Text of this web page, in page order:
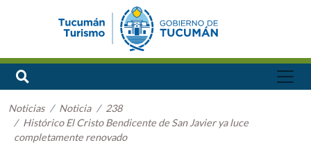
Noticias Noticia
238
Histórico El Cristo Bendicente de San Javier ya luce
completamente renovado